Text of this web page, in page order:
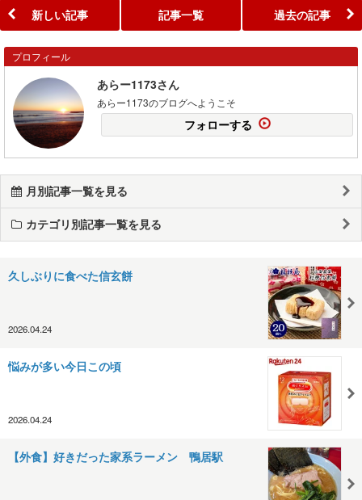
新しい記事 記事一覧 過去の記事
プロフィール
あらー1173さん
あらー1173のブログへようこそ
フォローする
月別記事一覧を見る
カテゴリ別記事一覧を見る
久しぶりに食べた信玄餅
2026.04.24
悩みが多い今日この頃
2026.04.24
【外食】好きだった家系ラーメン 鴨居駅